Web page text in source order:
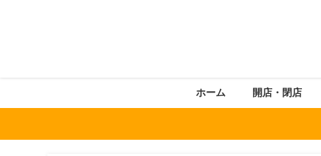
ホーム 開店・閉店